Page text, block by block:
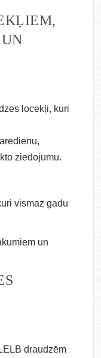
locekļi, kuri
ziedojumu.
vismaz gadu
un
draudzēm